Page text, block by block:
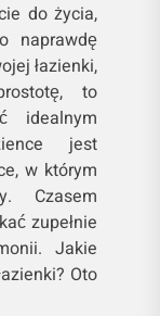
do życia,
naprawdę
łazienki,
to
idealnym
jest
w którym
Czasem
zupełnie
Jakie
Oto